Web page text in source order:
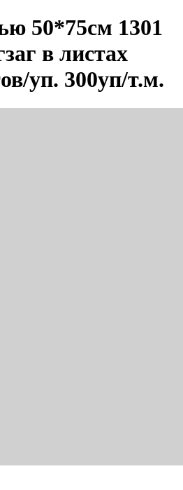
50*75см 1301
в листах
уп. 300уп/т.м.